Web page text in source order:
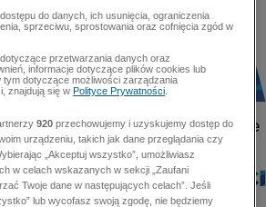
do danych, ich usunięcia, ograniczenia
sprzeciwu, sprostowania oraz cofnięcia zgód w
przetwarzania danych oraz
informacje dotyczące plików cookies lub
tym dotyczące możliwości zarządzania
znajdują się wPolityce Prywatności
920 przechowujemy i uzyskujemy dostęp do
urządzeniu, takich jak dane przeglądania czy
„Akceptuj wszystko”, umożliwiasz
w celach wskazanych w sekcji „Zaufani
Twoje dane w następujących celach”. Jeśli
lub wycofasz swoją zgodę, nie będziemy